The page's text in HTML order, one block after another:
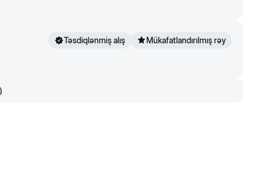
Təsdiqlənmiş alış Mükafatlandırılmış rəy
)